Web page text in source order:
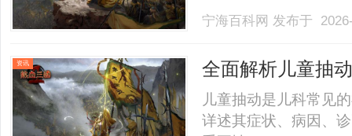
业验光配镜的写字楼
40%-60%优惠，兼顾
宁海百科网 发布于
资讯 全面解析儿童抽
儿童抽动是儿科常见
详述其症状、病因、